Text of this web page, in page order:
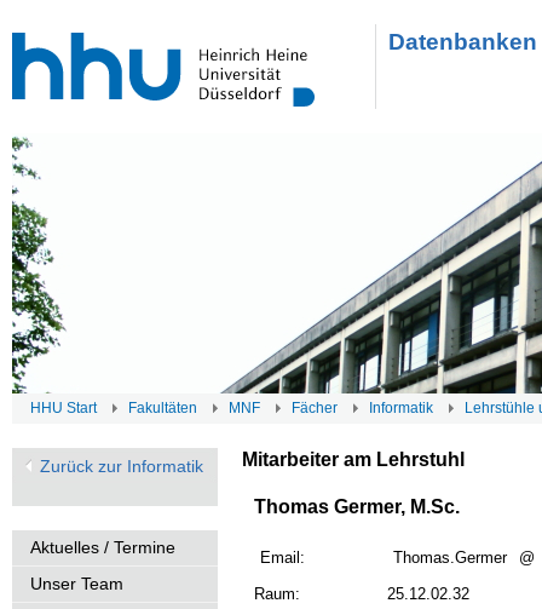
HHU Start Fakultäten MNF Fächer Informatik Lehrstühle
Zurück zur Informatik
Aktuelles / Termine
Unser Team
Mitarbeiter am Lehrstuhl
Thomas Germer, M.Sc.
Email: Thomas.Germer
@
Raum:
25.12.02.32